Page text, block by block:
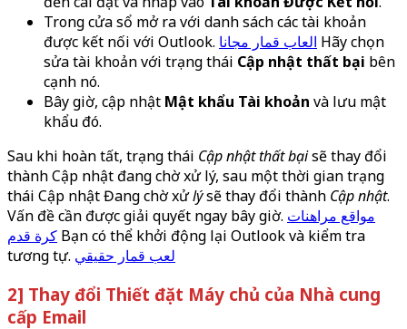
Trong cửa sổ mở ra với danh sách các tài khoản
được kết nối với Outlook. العاب قمار مجانا Hãy chọn
sửa tài khoản với trạng thái Cập nhật thất bại bên
cạnh nó.
Bây giờ, cập nhật Mật khẩu Tài khoản và lưu mật
khẩu đó.
Sau khi hoàn tất, trạng thái Cập nhật thất bạisẽ thay đổi
thành Cập nhật đang chờ xử lý, sau một thời gian trạng
thái Cập nhật Đang chờ xửlýsẽ thay đổi thành Cập nhật.
Vấn đề cần được giải quyết ngay bây giờ. مواقع مراهنات
كرة قدم Bạn có thể khởi động lại Outlook và kiểm tra
tương tự. لعب قمار حقيقي
2] Thay đổi Thiết đặt Máy chủ của Nhà cung
cấp Email